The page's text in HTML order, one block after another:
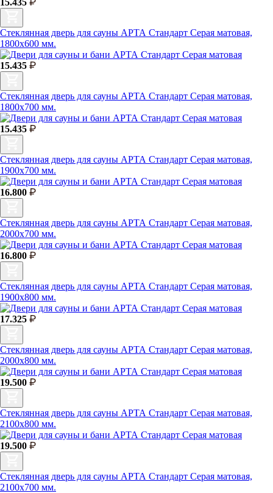
15.435
Стеклянная дверь для сауны АРТА Стандарт Серая матовая,
1800х600 мм.
15.435
Стеклянная дверь для сауны АРТА Стандарт Серая матовая,
1800х700 мм.
15.435
Стеклянная дверь для сауны АРТА Стандарт Серая матовая,
1900х700 мм.
16.800
Стеклянная дверь для сауны АРТА Стандарт Серая матовая,
2000х700 мм.
16.800
Стеклянная дверь для сауны АРТА Стандарт Серая матовая,
1900х800 мм.
17.325
Стеклянная дверь для сауны АРТА Стандарт Серая матовая,
2000х800 мм.
19.500
Стеклянная дверь для сауны АРТА Стандарт Серая матовая,
2100х800 мм.
19.500
Стеклянная дверь для сауны АРТА Стандарт Серая матовая,
2100х700 мм.